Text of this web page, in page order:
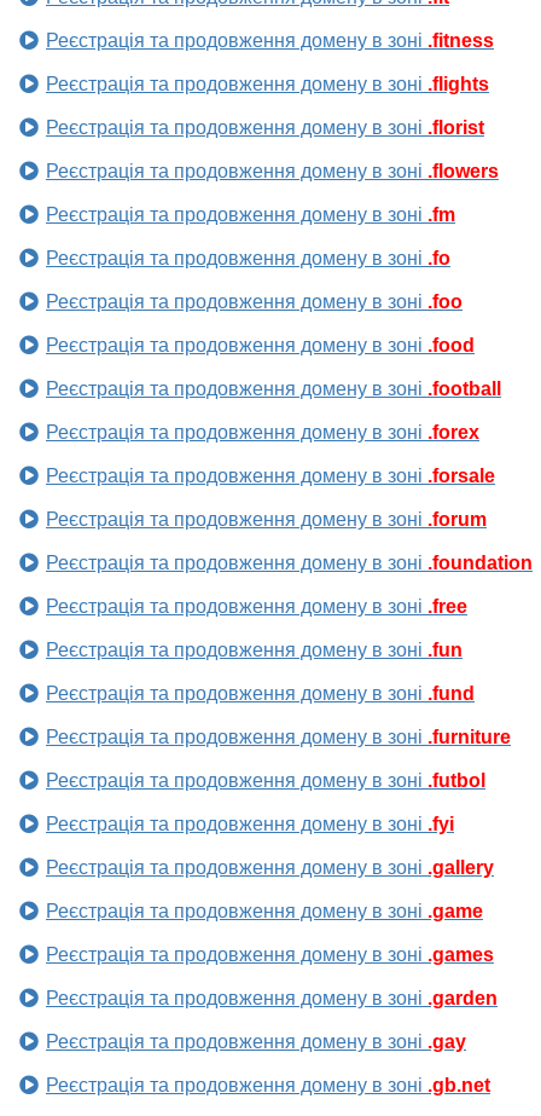
Реєстрація та продовження домену в зоні .fitness
Реєстрація та продовження домену в зоні .flights
Реєстрація та продовження домену в зоні .florist
Реєстрація та продовження домену в зоні .flowers
Реєстрація та продовження домену в зоні .fm
Реєстрація та продовження домену в зоні .fo
Реєстрація та продовження домену в зоні .foo
Реєстрація та продовження домену в зоні .food
Реєстрація та продовження домену в зоні .football
Реєстрація та продовження домену в зоні .forex
Реєстрація та продовження домену в зоні .forsale
Реєстрація та продовження домену в зоні .forum
Реєстрація та продовження домену в зоні .foundation
Реєстрація та продовження домену в зоні .free
Реєстрація та продовження домену в зоні .fun
Реєстрація та продовження домену в зоні .fund
Реєстрація та продовження домену в зоні .furniture
Реєстрація та продовження домену в зоні .futbol
Реєстрація та продовження домену в зоні .fyi
Реєстрація та продовження домену в зоні .gallery
Реєстрація та продовження домену в зоні .game
Реєстрація та продовження домену в зоні .games
Реєстрація та продовження домену в зоні .garden
Реєстрація та продовження домену в зоні .gay
Реєстрація та продовження домену в зоні .gb.net